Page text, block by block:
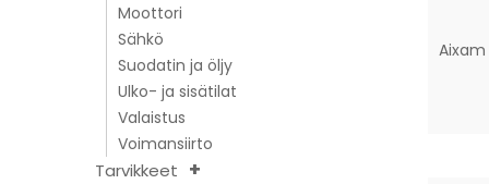
Moottori
Sähkö
Suodatin ja öljy
Ulko- ja sisätilat
Valaistus
Voimansiirto
Tarvikkeet
Aixam